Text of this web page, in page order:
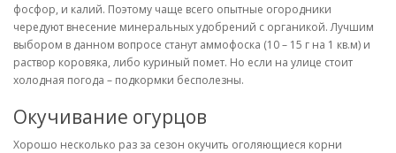
фосфор, и калий. Поэтому чаще всего опытные огородники
чередуют внесение минеральных удобрений с органикой. Лучшим
выбором в данном вопросе станут аммофоска (10 – 15 г на 1 кв.м) и
раствор коровяка, либо куриный помет. Но если на улице стоит
холодная погода – подкормки бесполезны.
Окучивание огурцов
Хорошо несколько раз за сезон окучить оголяющиеся корни